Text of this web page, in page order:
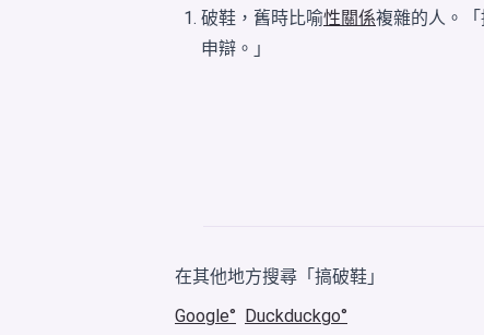
破鞋，舊時比喻性關係複雜的人。
申辯。」
在其他地方搜尋「搞破鞋」
Google
Duckduckgo